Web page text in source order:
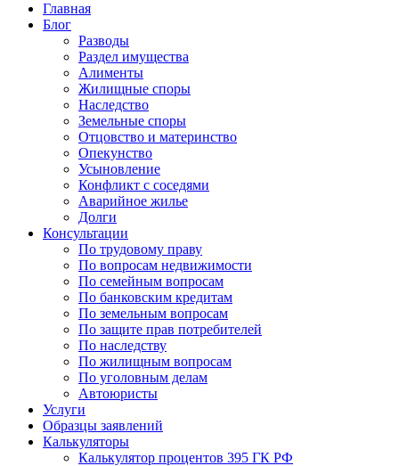
Главная
Блог
Разводы
Раздел имущества
Алименты
Жилищные споры
Наследство
Земельные споры
Отцовство и материнство
Опекунство
Усыновление
Конфликт с соседями
Аварийное жилье
Долги
Консультации
По трудовому праву
По вопросам недвижимости
По семейным вопросам
По банковским кредитам
По земельным вопросам
По защите прав потребителей
По наследству
По жилищным вопросам
По уголовным делам
Автоюристы
Услуги
Образцы заявлений
Калькуляторы
Калькулятор процентов 395 ГК РФ